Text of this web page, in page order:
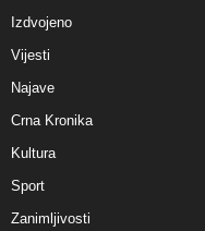
Izdvojeno
Vijesti
Najave
Crna Kronika
Kultura
Sport
Zanimljivosti